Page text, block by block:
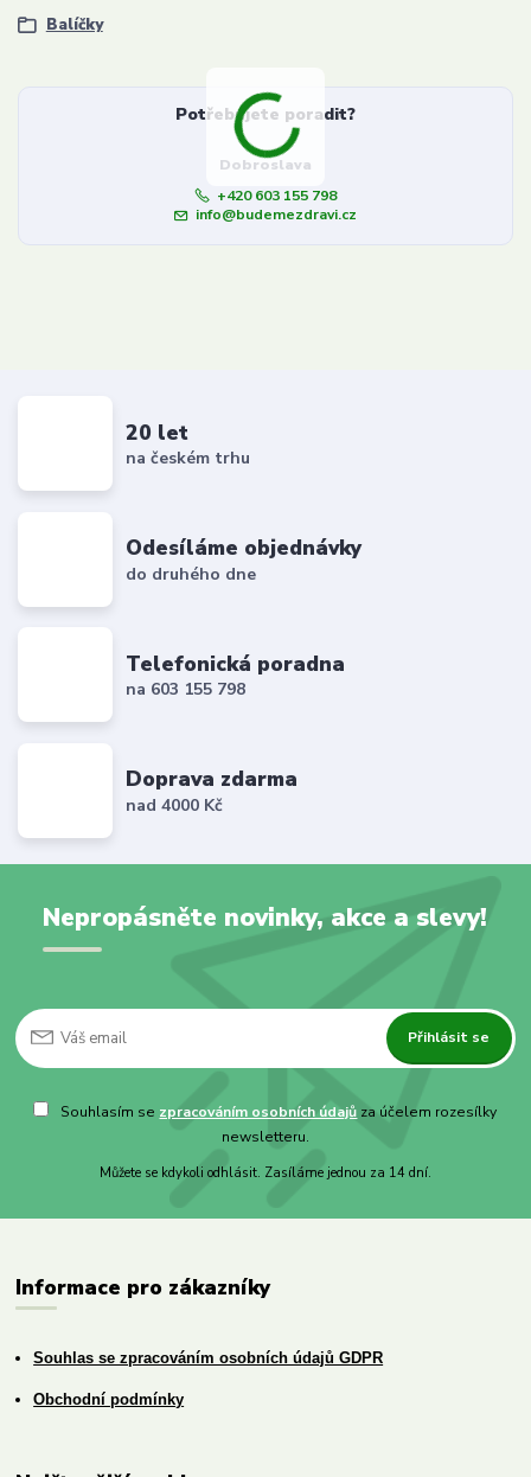
Balíčky
Potřebujete poradit?
Dobroslava
+420 603 155 798
info@budemezdravi.cz
20 let
na českém trhu
Odesíláme objednávky
do druhého dne
Telefonická poradna
na 603 155 798
Doprava zdarma
nad 4000 Kč
Nepropásněte novinky, akce a slevy!
Přihlásit se
Souhlasím se zpracováním osobních údajů za účelem rozesílky
newsletteru.
Můžete se kdykoli odhlásit. Zasíláme jednou za 14 dní.
Informace pro zákazníky
Souhlas se zpracováním osobních údajů GDPR
Obchodní podmínky